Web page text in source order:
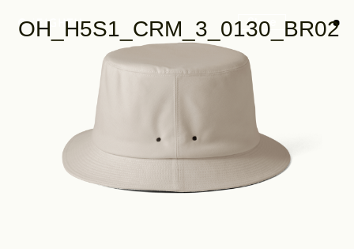
Store
OH_H5S1_CRM_3_0130_BR02